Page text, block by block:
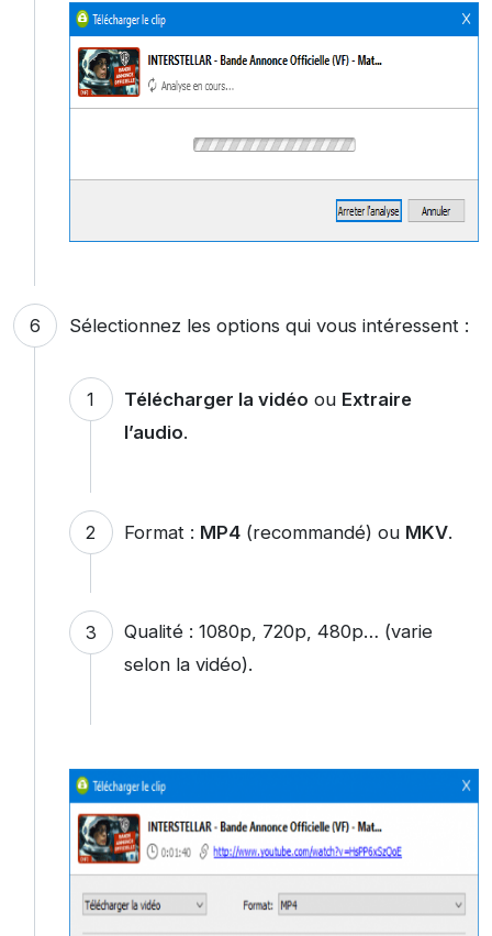
Sélectionnez les options qui vous intéressent :
Télécharger la vidéo ou Extraire
l’audio.
Format : MP4 (recommandé) ou MKV.
Qualité : 1080p, 720p, 480p… (varie
selon la vidéo).